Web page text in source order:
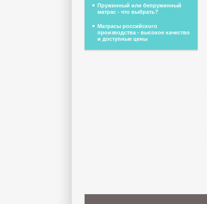
Пружинный или бепружинный
матрас - что выбрать?
Матрасы российского
производства - высокое качество
и доступные цены